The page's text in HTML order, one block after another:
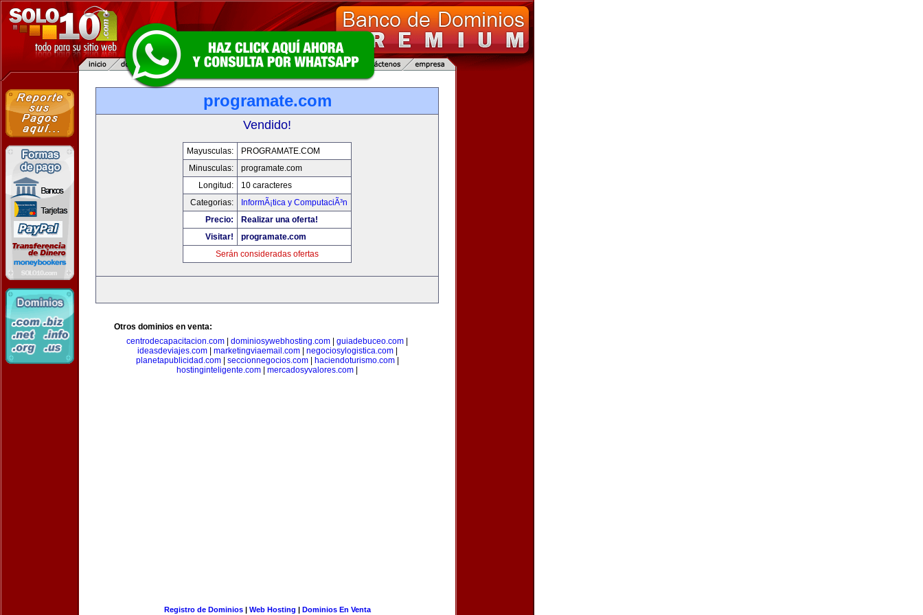
programate.com
Vendido!
Mayusculas:
PROGRAMATE.COM
Minusculas:
programate.com
Longitud:
10 caracteres
Categorias:
InformÃ¡tica y ComputaciÃ³n
Precio:
Realizar una oferta!
Visitar!
programate.com
Serán consideradas ofertas
Otros dominios en venta:
centrodecapacitacion.com
dominiosywebhosting.com guiadebuceo.com
ideasdeviajes.com| marketingviaemail.com| negociosylogistica.com|
planetapublicidad.com| seccionnegocios.com| haciendoturismo.com|
hostinginteligente.com
mercadosyvalores.com
Registro de Dominios| Web Hosting | Dominios En Venta